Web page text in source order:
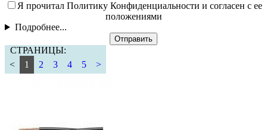
Я прочитал Политику Конфиденциальности и согласен с ее
положениями
Подробнее...
Отправить
СТРАНИЦЫ:
<
1 2 3 4 5 >